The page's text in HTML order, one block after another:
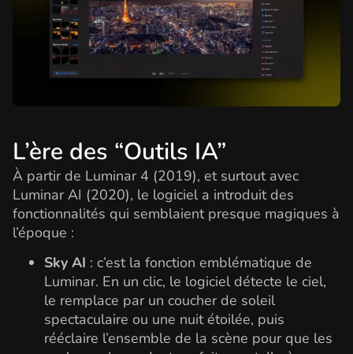
L’ère des “Outils IA”
À partir de Luminar 4 (2019), et surtout avec
Luminar AI (2020), le logiciel a introduit des
fonctionnalités qui semblaient presque magiques à
l’époque :
Sky AI : c’est la fonction emblématique de
Luminar. En un clic, le logiciel détecte le ciel,
le remplace par un coucher de soleil
spectaculaire ou une nuit étoilée, puis
rééclaire l’ensemble de la scène pour que les